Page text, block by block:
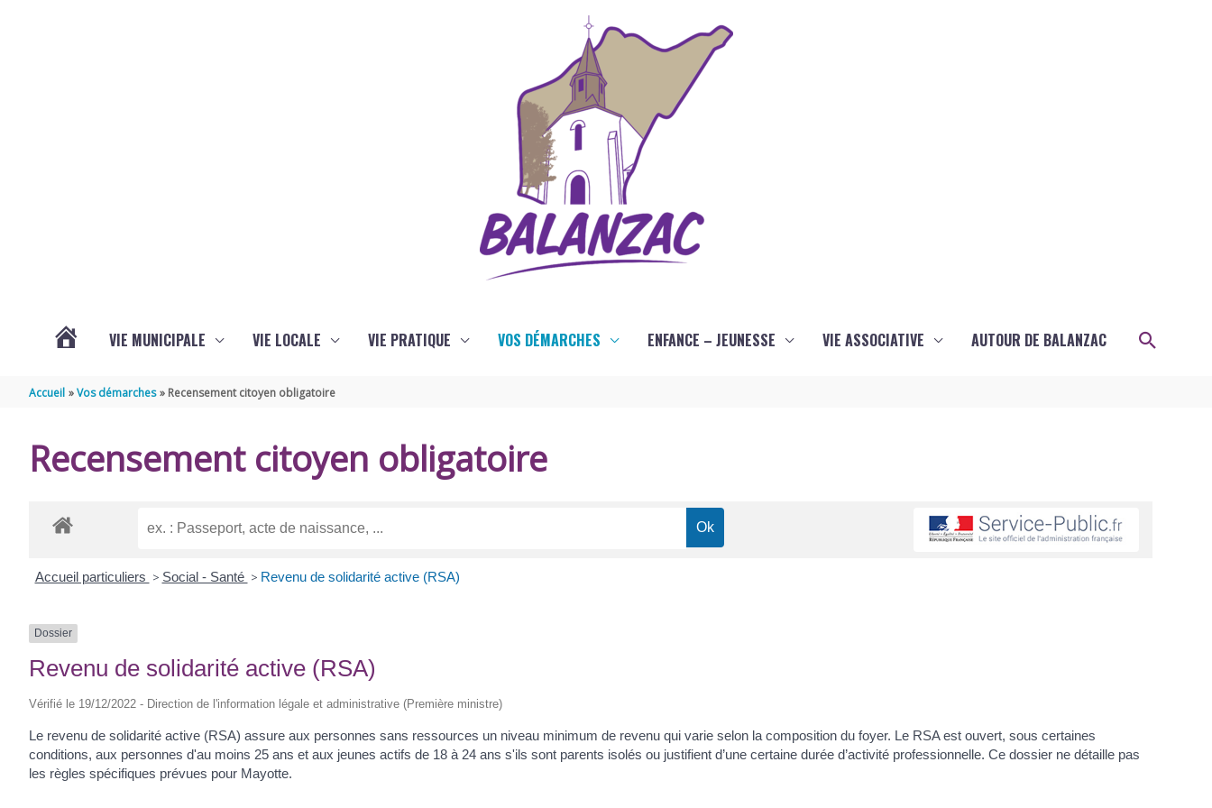
VIE MUNICIPALE VIE LOCALE VIE PRATIQUE VOS DÉMARCHES ENFANCE – JEUNESSE VIE ASSOCIATIVE AUTOUR DE BALANZAC
Accueil Vos démarches Recensement citoyen obligatoire
Recensement citoyen obligatoire
Accueil particuliers > Social - Santé > Revenu de solidarité active (RSA)
Dossier
Revenu de solidarité active (RSA)
Vérifié le 19/12/2022 - Direction de l'information légale et administrative (Première ministre)
Le revenu de solidarité active (RSA) assure aux personnes sans ressources un niveau minimum de revenu qui varie selon la composition du foyer. Le RSA est ouvert, sous certaines
conditions, aux personnes d'au moins 25 ans et aux jeunes actifs de 18 à 24 ans s'ils sont parents isolés ou justifient d’une certaine durée d’activité professionnelle. Ce dossier ne détaille pas
les règles spécifiques prévues pour Mayotte.